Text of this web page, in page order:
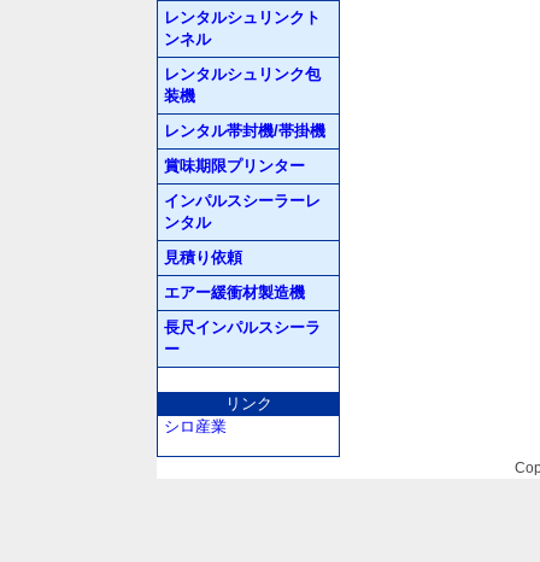
レンタルシュリンクト
ンネル
レンタルシュリンク包
装機
レンタル帯封機/帯掛機
賞味期限プリンター
インパルスシーラーレ
ンタル
見積り依頼
エアー緩衝材製造機
長尺インパルスシーラ
ー
リンク
シロ産業